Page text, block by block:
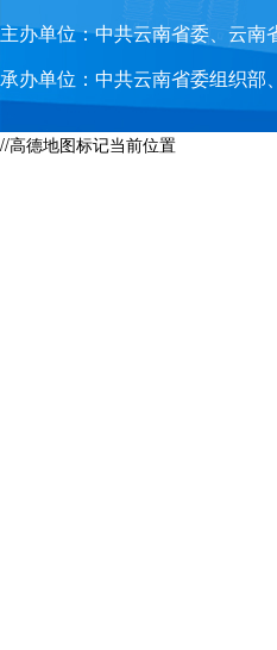
主办单位：中共云南省委、云南
承办单位： 中共云南省委组织部
//高德地图标记当前位置